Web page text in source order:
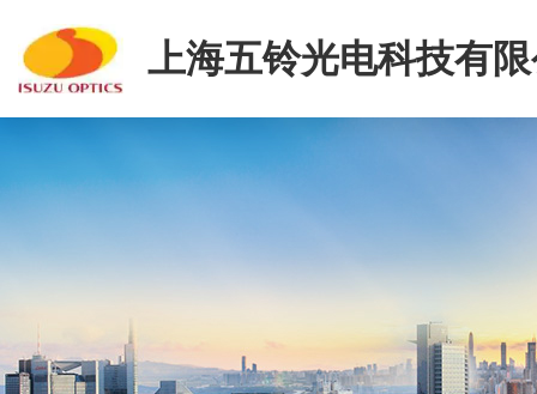
上海五铃光电科技有